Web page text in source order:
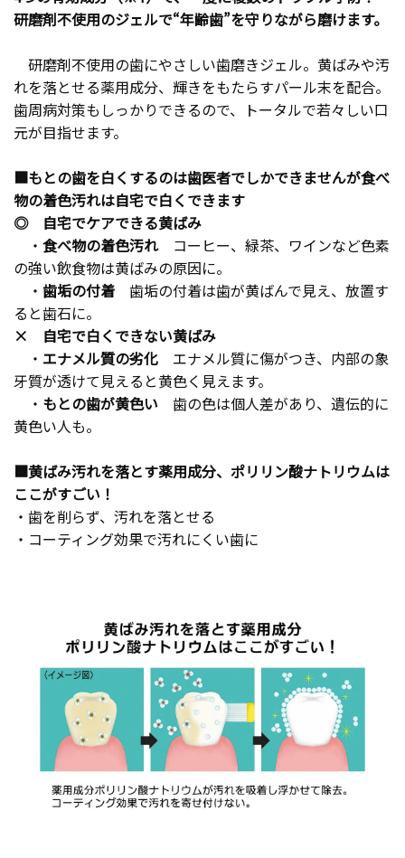
研磨剤不使用のジェルで“年齢歯”を守りながら磨けます。
研磨剤不使用の歯にやさしい歯磨きジェル。黄ばみや汚
れを落とせる薬用成分、輝きをもたらすパール末を配合。
歯周病対策もしっかりできるので、トータルで若々しい口
元が目指せます。
■もとの歯を白くするのは歯医者でしかできませんが食べ
物の着色汚れは自宅で白くできます
◎ 自宅でケアできる黄ばみ
・ 食べ物の着色汚れコーヒー、緑茶、ワインなど色素
の強い飲食物は黄ばみの原因に。
・ 歯垢の付着 歯垢の付着は歯が黄ばんで見え、放置す
ると歯石に。
× 自宅で白くできない黄ばみ
・ エナメル質の劣化 エナメル質に傷がつき、内部の象
牙質が透けて見えると黄色く見えます。
・ もとの歯が黄色い 歯の色は個人差があり、遺伝的に
黄色い人も。
■黄ばみ汚れを落とす薬用成分、ポリリン酸ナトリウムは
ここがすごい！
・歯を削らず、汚れを落とせる
・コーティング効果で汚れにくい歯に